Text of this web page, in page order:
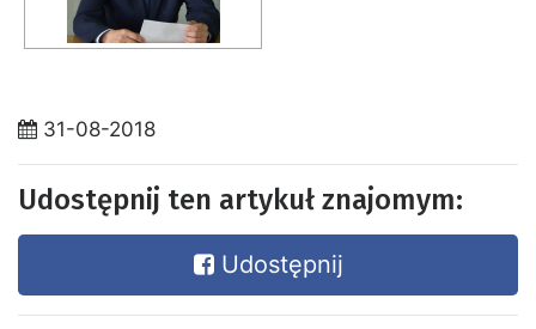
31-08-2018
Udostępnij ten artykuł znajomym:
Udostępnij